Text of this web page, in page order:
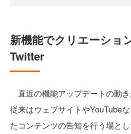
新機能でクリエーショ
Twitter
直近の機能アップデートの動き
従来はウェブサイトやYouTube
たコンテンツの告知を行う場と